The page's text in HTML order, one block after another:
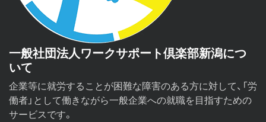
一般社団法人ワークサポート倶楽部新潟につ
いて
企業等に就労することが困難な障害のある方に対して、「労
働者」として働きながら一般企業への就職を目指すための
サービスです。